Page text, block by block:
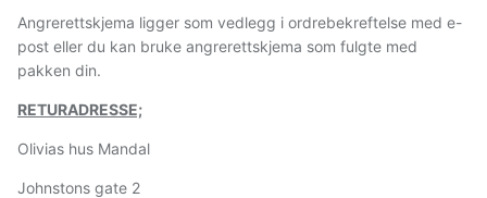
Angrerettskjema ligger som vedlegg i ordrebekreftelse med e-
post eller du kan bruke angrerettskjema som fulgte med
pakken din.
RETURADRESSE;
Olivias hus Mandal
Johnstons gate 2